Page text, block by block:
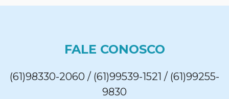
FALE CONOSCO
(61)98330-2060 / (61)99539-1521 / (61)99255-
9830